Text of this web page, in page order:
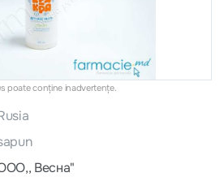
poate conţine inadvertenţe.
Весна"